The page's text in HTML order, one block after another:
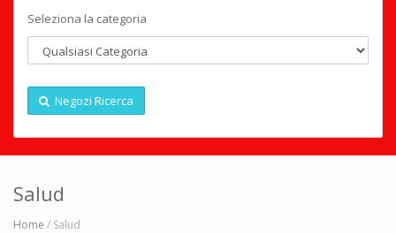
Seleziona la categoria
Negozi Ricerca
Salud
Home / Salud